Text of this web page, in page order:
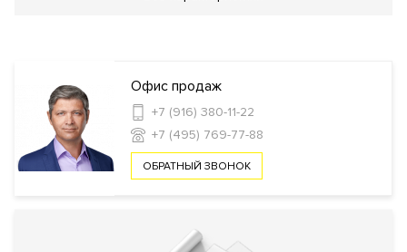
Инфраструктура в доме
Спа-салон Wellness-клуб
Консьерж
сервис
Автомойка
Комната отдыха для водителей и
Офис продаж
+7 (916) 380-11-22
+7 (495) 769-77-88
ОБРАТНЫЙ ЗВОНОК